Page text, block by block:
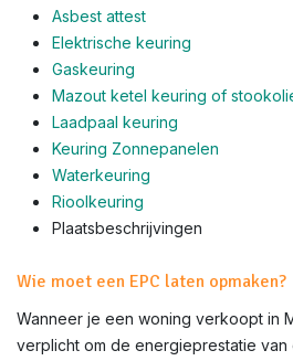
Asbest attest
Elektrische keuring
Gaskeuring
Mazout ketel keuring of
Laadpaal keuring
Keuring Zonnepanelen
Waterkeuring
Rioolkeuring
Plaatsbeschrijvingen
Wie moet een EPC laten opmaken?
Wanneer je een woning verkoopt in
verplicht om de energieprestatie